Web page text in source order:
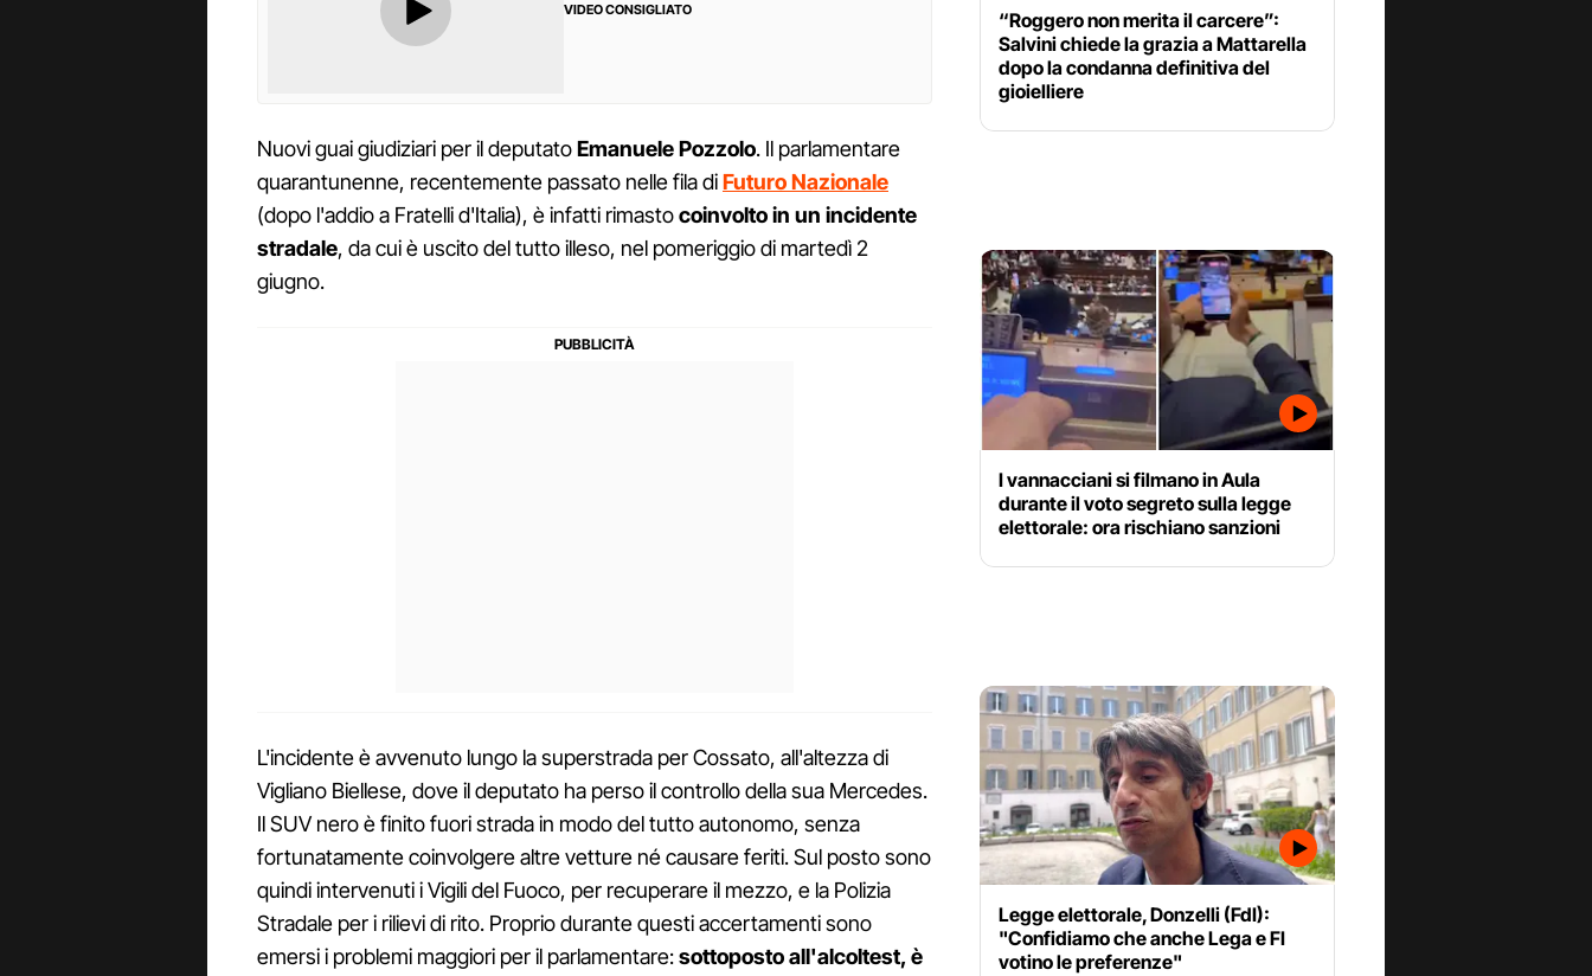
VIDEO CONSIGLIATO
Nuovi guai giudiziari per il deputatoEmanuele Pozzolo. Il parlamentare
quarantunenne, recentemente passato nelle fila diFuturo Nazionale
(dopo l'addio a Fratelli d'Italia), è infatti rimastocoinvolto in un incidente
stradale, da cui è uscito del tutto illeso, nel pomeriggio di martedì 2
giugno.
L'incidente è avvenuto lungo la superstrada per Cossato, all'altezza di
Vigliano Biellese, dove il deputato ha perso il controllo della sua Mercedes.
Il SUV nero è finito fuori strada in modo del tutto autonomo, senza
fortunatamente coinvolgere altre vetture né causare feriti. Sul posto sono
quindi intervenuti i Vigili del Fuoco, per recuperare il mezzo, e la Polizia
Stradale per i rilievi di rito. Proprio durante questi accertamenti sono
emersi i problemi maggiori per il parlamentare:sottoposto all'alcoltest, è
“Roggero non merita il carcere”:
Salvini chiede la grazia a Mattarella
dopo la condanna definitiva del
gioielliere
I vannacciani si filmano in Aula
durante il voto segreto sulla legge
elettorale: ora rischiano sanzioni
Legge elettorale, Donzelli (FdI):
"Confidiamo che anche Lega e FI
votino le preferenze"